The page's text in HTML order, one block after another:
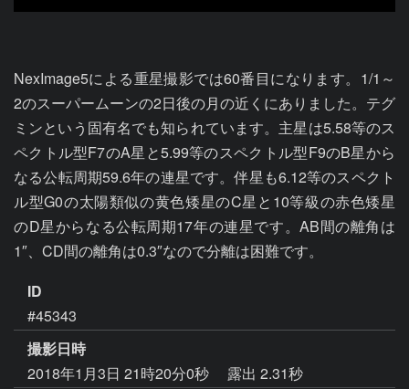
NexImage5による重星撮影では60番目になります。1/1～
2のスーパームーンの2日後の月の近くにありました。テグ
ミンという固有名でも知られています。主星は5.58等のス
ペクトル型F7のA星と5.99等のスペクトル型F9のB星から
なる公転周期59.6年の連星です。伴星も6.12等のスペクト
ル型G0の太陽類似の黄色矮星のC星と10等級の赤色矮星
のD星からなる公転周期17年の連星です。AB間の離角は
1″、CD間の離角は0.3″なので分離は困難です。
ID
#45343
撮影日時
2018年1月3日 21時20分0秒
露出 2.31秒